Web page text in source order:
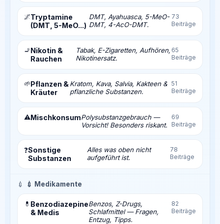
🌌Tryptamine
(DMT, 5-MeO...)
DMT, Ayahuasca, 5-MeO-
DMT, 4-AcO-DMT.
73
Beiträge
🚬Nikotin &
Rauchen
Tabak, E-Zigaretten, Aufhören,
Nikotinersatz.
65
Beiträge
🌱Pflanzen &
Kräuter
Kratom, Kava, Salvia, Kakteen &
pflanzliche Substanzen.
51
Beiträge
⚠️MischkonsumPolysubstanzgebrauch —
Vorsicht! Besonders riskant.
69
Beiträge
❓Sonstige
Substanzen
Alles was oben nicht
aufgeführt ist.
78
Beiträge
💉 💉 Medikamente
💊 Benzodiazepine
& Medis
Benzos, Z-Drugs,
Schlafmittel — Fragen,
Entzug, Tipps.
82
Beiträge